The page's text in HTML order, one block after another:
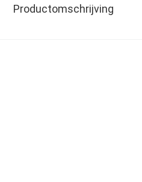
Productomschrijving